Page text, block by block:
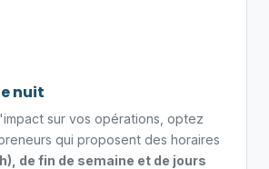
nuit
sur vos opérations, optez
qui proposent des horaires
de fin de semaine et de jours